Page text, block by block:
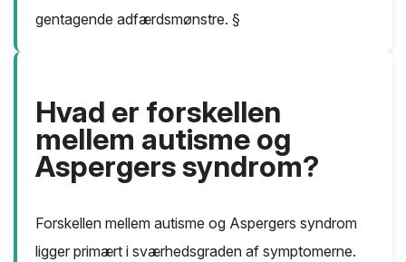
gentagende adfærdsmønstre. §
Hvad er forskellen
mellem autisme og
Aspergers syndrom?
Forskellen mellem autisme og Aspergers syndrom
ligger primært i sværhedsgraden af symptomerne.